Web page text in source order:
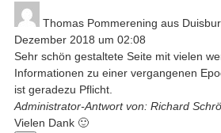
Thomas Pommerening aus
Dezember 2018 um 02:08
Sehr schön gestaltete Seite mit vielen
Informationen zu einer vergangenen
ist geradezu Pflicht.
Administrator-Antwort von: Richard
Vielen Dank 🙂